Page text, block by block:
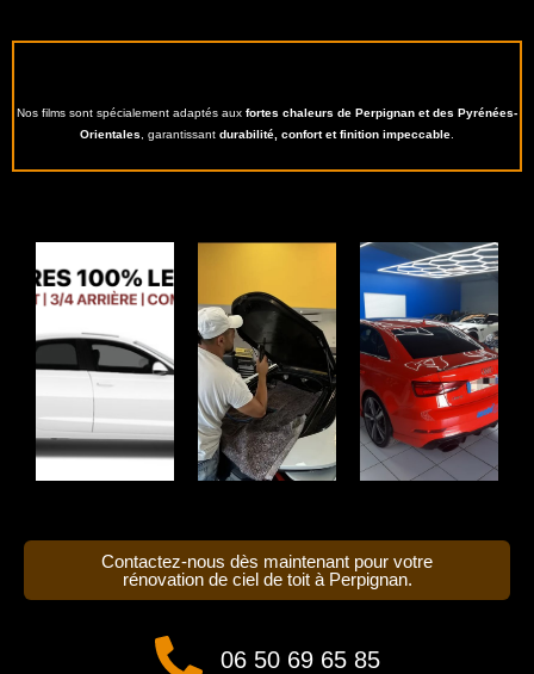
Nos films sont spécialement adaptés aux fortes chaleurs de Perpignan et des Pyrénées-
Orientales , garantissant durabilité, confort et finition impeccable
Contactez-nous dès maintenant pour votre
rénovation de ciel de toit à Perpignan.
06 50 69 65 85